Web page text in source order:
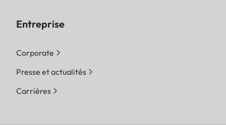
Entreprise
Corporate
Presse et actualités
Carrières